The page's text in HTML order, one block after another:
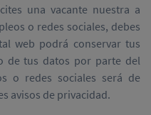
una vacante nuestra a
o redes sociales, debes
web podrá conservar tus
de tus datos por parte del
o redes sociales será de
avisos de privacidad.